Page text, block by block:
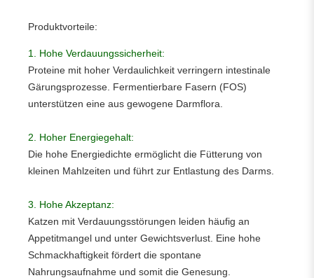
Produktvorteile:
1. Hohe Verdauungssicherheit:
Proteine mit hoher Verdaulichkeit verringern intestinale
Gärungsprozesse. Fermentierbare Fasern (FOS)
unterstützen eine aus gewogene Darmflora.
2. Hoher Energiegehalt:
Die hohe Energiedichte ermöglicht die Fütterung von
kleinen Mahlzeiten und führt zur Entlastung des Darms.
3. Hohe Akzeptanz:
Katzen mit Verdauungsstörungen leiden häufig an
Appetitmangel und unter Gewichtsverlust. Eine hohe
Schmackhaftigkeit fördert die spontane
Nahrungsaufnahme und somit die Genesung.